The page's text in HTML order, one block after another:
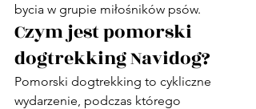
bycia w grupie miłośników psów.
Czym jest pomorski
dogtrekking Navidog?
Pomorski dogtrekking to cykliczne
wydarzenie, podczas którego